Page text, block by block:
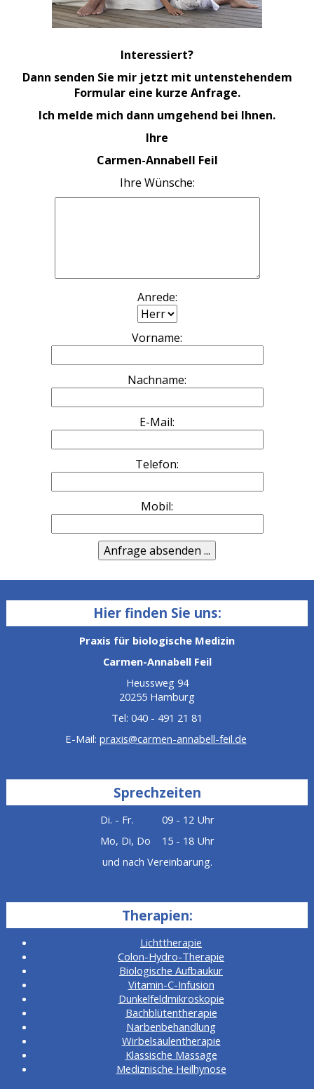
Interessiert?
Dann senden Sie mir jetzt mit untenstehendem
Formular eine kurze Anfrage.
Ich melde mich dann umgehend bei Ihnen.
Ihre
Carmen-Annabell Feil
Ihre Wünsche:
Anrede:
Vorname:
Nachname:
E-Mail:
Telefon:
Mobil:
Hier finden Sie uns:
Praxis für biologische Medizin
Carmen-Annabell Feil
Heussweg 94
20255 Hamburg
Tel: 040 - 491 21 81
E-Mail: praxis@carmen-annabell-feil.de
Sprechzeiten
Di. - Fr. 09 - 12 Uhr
Mo, Di, Do 15 - 18 Uhr
und nach Vereinbarung.
Therapien:
Lichttherapie
Colon-Hydro-Therapie
Biologische Aufbaukur
Vitamin-C-Infusion
Dunkelfeldmikroskopie
Bachblütentherapie
Narbenbehandlung
Wirbelsäulentherapie
Klassische Massage
Mediznische Heilhynose